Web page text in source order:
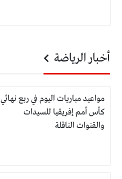
أخبار الرياضة
مواعيد مباريات اليوم في ربع نهائي
كأس أمم إفريقيا للسيدات
والقنوات الناقلة